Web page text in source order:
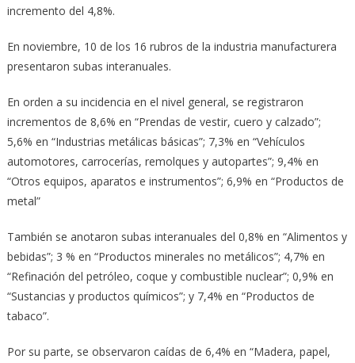
incremento del 4,8%.
En noviembre, 10 de los 16 rubros de la industria manufacturera
presentaron subas interanuales.
En orden a su incidencia en el nivel general, se registraron
incrementos de 8,6% en “Prendas de vestir, cuero y calzado”;
5,6% en “Industrias metálicas básicas”; 7,3% en “Vehículos
automotores, carrocerías, remolques y autopartes”; 9,4% en
“Otros equipos, aparatos e instrumentos”; 6,9% en “Productos de
metal”
También se anotaron subas interanuales del 0,8% en “Alimentos y
bebidas”; 3 % en “Productos minerales no metálicos”; 4,7% en
“Refinación del petróleo, coque y combustible nuclear”; 0,9% en
“Sustancias y productos químicos”; y 7,4% en “Productos de
tabaco”.
Por su parte, se observaron caídas de 6,4% en “Madera, papel,